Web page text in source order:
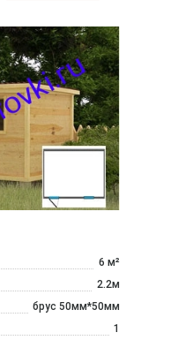
6 м²
2.2м
брус 50мм*50мм
1